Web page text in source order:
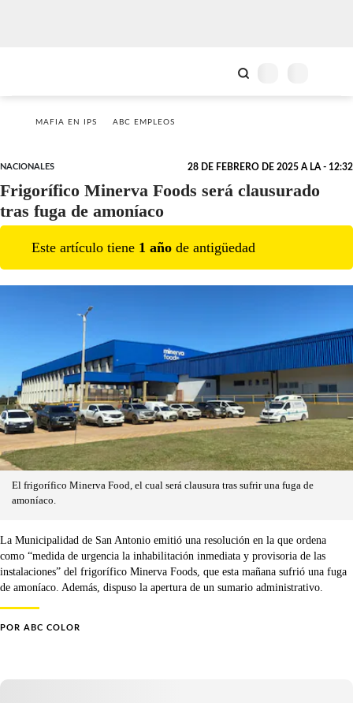
MAFIA EN IPS ABC EMPLEOS
NACIONALES 28 DE FEBRERO DE 2025 A LA - 12:32
Frigorífico Minerva Foods será clausurado
tras fuga de amoníaco
Este artículo tiene 1 año de antigüedad
El frigorífico Minerva Food, el cual será clausura tras sufrir una fuga de
amoníaco.
La Municipalidad de San Antonio emitió una resolución en la que ordena
como “medida de urgencia la inhabilitación inmediata y provisoria de las
instalaciones” del frigorífico Minerva Foods, que esta mañana sufrió una fuga
de amoníaco. Además, dispuso la apertura de un sumario administrativo.
POR ABC COLOR